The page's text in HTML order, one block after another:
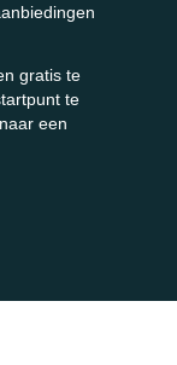
gratis te
te
een